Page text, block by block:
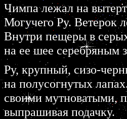
Чимпа лежал на
Могучего Ру. Ветерок
Внутри пещеры в
на ее шее серебряным
Ру, крупный, сизо-
на полусогнутых
своими мутноватыми,
выпрашивая подачку.